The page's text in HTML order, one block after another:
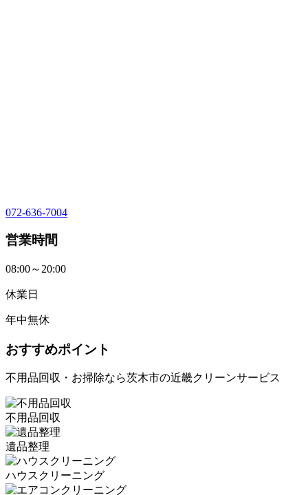
072-636-7004
営業時間
08:00～20:00
休業日
年中無休
おすすめポイント
不用品回収・お掃除なら茨木市の近畿クリーンサービス
不用品回収
遺品整理
ハウスクリーニング